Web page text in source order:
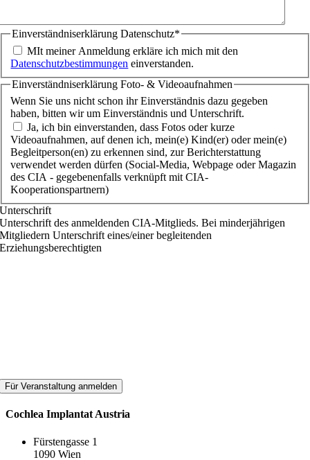
Einverständniserklärung Datenschutz*
MIt meiner Anmeldung erkläre ich mich mit den
Datenschutzbestimmungen einverstanden.
Einverständniserklärung Foto- & Videoaufnahmen
Wenn Sie uns nicht schon ihr Einverständnis dazu gegeben
haben, bitten wir um Einverständnis und Unterschrift.
Ja, ich bin einverstanden, dass Fotos oder kurze
Videoaufnahmen, auf denen ich, mein(e) Kind(er) oder mein(e)
Begleitperson(en) zu erkennen sind, zur Berichterstattung
verwendet werden dürfen (Social-Media, Webpage oder Magazin
des CIA - gegebenenfalls verknüpft mit CIA-
Kooperationspartnern)
Unterschrift
Unterschrift des anmeldenden CIA-Mitglieds. Bei minderjährigen
Mitgliedern Unterschrift eines/einer begleitenden
Erziehungsberechtigten
Cochlea Implantat Austria
Fürstengasse 1
1090 Wien